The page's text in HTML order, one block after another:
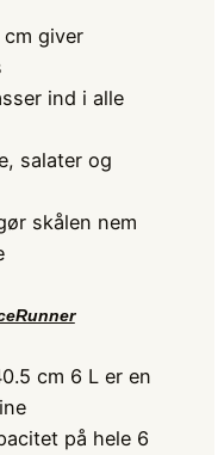
giver
ind i alle
salater og
skålen nem
cm 6 L er en
på hele 6